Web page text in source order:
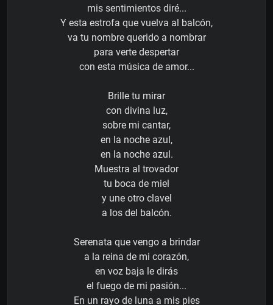
mis sentimientos diré...
Y esta estrofa que vuelva al balcón,
va tu nombre querido a nombrar
para verte despertar
con esta música de amor...
Brille tu mirar
con divina luz,
sobre mi cantar,
en la noche azul,
en la noche azul.
Muestra al trovador
tu boca de miel
y une otro clavel
a los del balcón.
Serenata que vengo a brindar
a la reina de mi corazón,
en voz baja le dirás
el fuego de mi pasión...
En un rayo de luna a mis pies